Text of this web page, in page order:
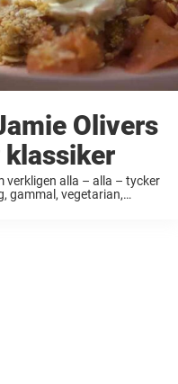
Olivers
klassiker
verkligen alla – alla – tycker
gammal, vegetarian,